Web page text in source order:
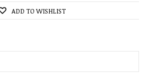
ADD TO WISHLIST